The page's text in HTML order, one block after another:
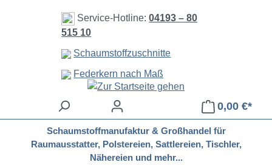
Zum Hauptinhalt springen
Service-Hotline:04193 – 80
515 10
Schaumstoffzuschnitte
Federkern nach Maß
0,00 €*
Schaumstoffmanufaktur & Großhandel für
Raumausstatter, Polstereien, Sattlereien, Tischler,
Nähereien und mehr...